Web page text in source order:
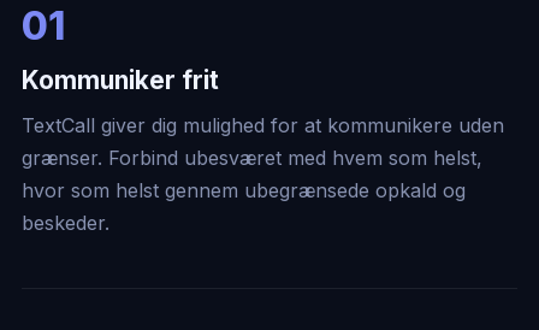
01
Kommuniker frit
TextCall giver dig mulighed for at kommunikere uden
grænser. Forbind ubesværet med hvem som helst,
hvor som helst gennem ubegrænsede opkald og
beskeder.